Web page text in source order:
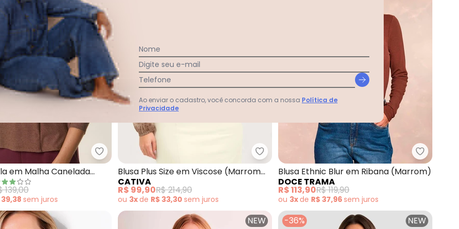
em Viscose Canelada(Marrom)
Malwee - Blusa Ampla em Malha Canelada (Marrom)
em Malha Canelada
139,00
39,38sem juros
Cativa - Blusa Plus Size em Viscose
Blusa Plus Size em Viscose (Marrom
Claro)
CATIVA
R$ 99,90R$ 214,90
ou 3xde R$ 33,30 sem juros
Doce
Blusa Ethnic Blur em Ribana (Marrom)
DOCE TRAMA
R$ 113,90R$ 119,90
ou 3xde R$ 37,96sem juros
NEW -36% NEW
Nome
Digite seu e-mail
Telefone
Ao enviar o cadastro, você concorda com a nossa Política de
Privacidade